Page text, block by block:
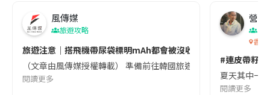
風傳媒
旅遊攻略
旅遊注意｜搭飛機帶尿袋標明mAh都會被沒收😱出發前切記檢查
（文章由風傳媒授權轉載） 準備前往韓國旅遊的民眾，近期要
閱讀更多
營養
香港
#連皮帶籽
夏天其中一
閱讀更多